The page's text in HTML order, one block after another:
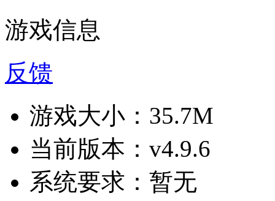
游戏信息
反馈
游戏大小： 35.7M
当前版本： v4.9.6
系统要求： 暂无